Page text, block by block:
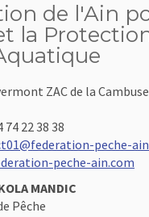
de l'Ain
la
ZAC de la Cambuse
74 22 38 38
peche-
peche-ain.com
MANDIC
Pêche